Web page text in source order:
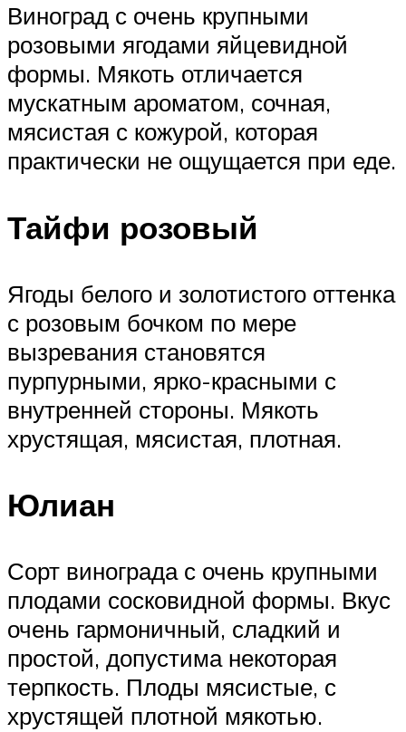
Виноград с очень крупными
розовыми ягодами яйцевидной
формы. Мякоть отличается
мускатным ароматом, сочная,
мясистая с кожурой, которая
практически не ощущается при еде.
Тайфи розовый
Ягоды белого и золотистого оттенка
с розовым бочком по мере
вызревания становятся
пурпурными, ярко-красными с
внутренней стороны. Мякоть
хрустящая, мясистая, плотная.
Юлиан
Сорт винограда с очень крупными
плодами сосковидной формы. Вкус
очень гармоничный, сладкий и
простой, допустима некоторая
терпкость. Плоды мясистые, с
хрустящей плотной мякотью.